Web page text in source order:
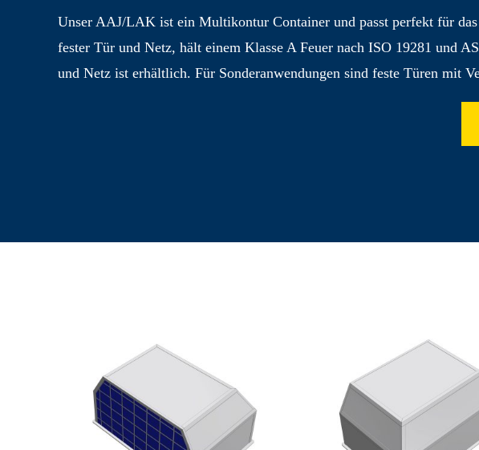
Unser AAJ/LAK ist ein Multi­kontur Container und passt perfekt für
fester Tür und Netz, hält einem Klasse A Feuer nach ISO 19281 und
und Netz ist erhält­lich. Für Sonder­anwendungen sind feste Türen mit